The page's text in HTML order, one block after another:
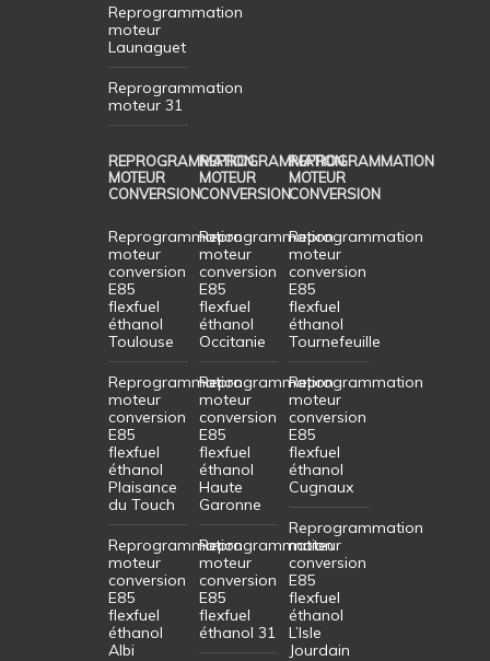
Reprogrammation
moteur
Launaguet
Reprogrammation
moteur 31
REPROGRAMMATION
MOTEUR
CONVERSION
Reprogrammation
moteur
conversion
E85
flexfuel
éthanol
Toulouse
Reprogrammation
moteur
conversion
E85
flexfuel
éthanol
Plaisance
du Touch
Reprogrammation
moteur
conversion
E85
flexfuel
éthanol
Albi
REPROGRAMMATION
MOTEUR
CONVERSION
Reprogrammation
moteur
conversion
E85
flexfuel
éthanol
Occitanie
Reprogrammation
moteur
conversion
E85
flexfuel
éthanol
Haute
Garonne
Reprogrammation
moteur
conversion
E85
flexfuel
éthanol 31
REPROGRAMMATION
MOTEUR
CONVERSION
Reprogrammation
moteur
conversion
E85
flexfuel
éthanol
Tournefeuille
Reprogrammation
moteur
conversion
E85
flexfuel
éthanol
Cugnaux
Reprogrammation
moteur
conversion
E85
flexfuel
éthanol
L’Isle
Jourdain